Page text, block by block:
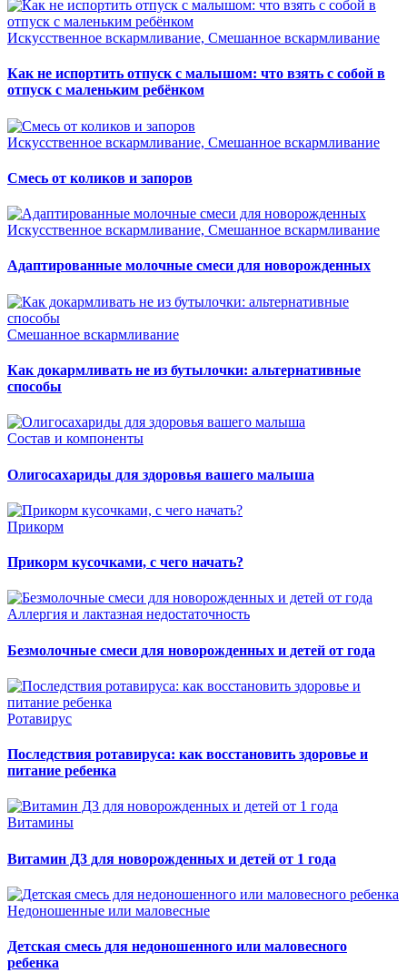
Искусственное вскармливание, Смешанное вскармливание
Как не испортить отпуск с малышом: что взять с собой в
отпуск с маленьким ребёнком
Искусственное вскармливание, Смешанное вскармливание
Смесь от коликов и запоров
Искусственное вскармливание, Смешанное вскармливание
Адаптированные молочные смеси для новорожденных
Смешанное вскармливание
Как докармливать не из бутылочки: альтернативные
способы
Состав и компоненты
Олигосахариды для здоровья вашего малыша
Прикорм
Прикорм кусочками, с чего начать?
Аллергия и лактазная недостаточность
Безмолочные смеси для новорожденных и детей от года
Ротавирус
Последствия ротавируса: как восстановить здоровье и
питание ребенка
Витамины
Витамин Д3 для новорожденных и детей от 1 года
Недоношенные или маловесные
Детская смесь для недоношенного или маловесного
ребенка